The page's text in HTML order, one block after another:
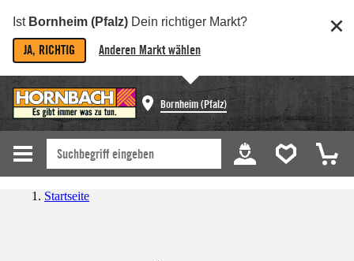
Ist Bornheim (Pfalz) Dein richtiger Markt?
JA, RICHTIG Anderen Markt wählen
Bornheim (Pfalz)
Startseite